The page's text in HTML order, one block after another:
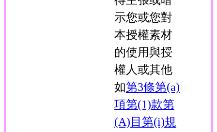
示您或您對
本授權素材
的使用與授
權人或其他
如第3條第(a)
項第(1)款第
(A)目第(i)規